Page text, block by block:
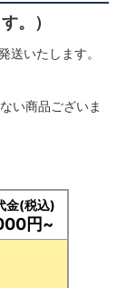
。）
送いたします。
い商品ございま
金(税込)
円~